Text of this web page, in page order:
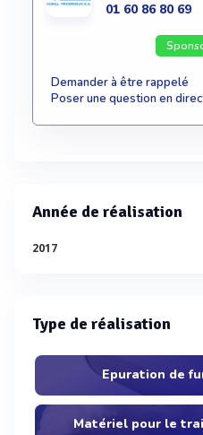
01 60 86 80 69
Demander à être rappelé
Poser une question en
Année de réalisation
2017
Type de réalisation
Epuration de
Matériel pour le